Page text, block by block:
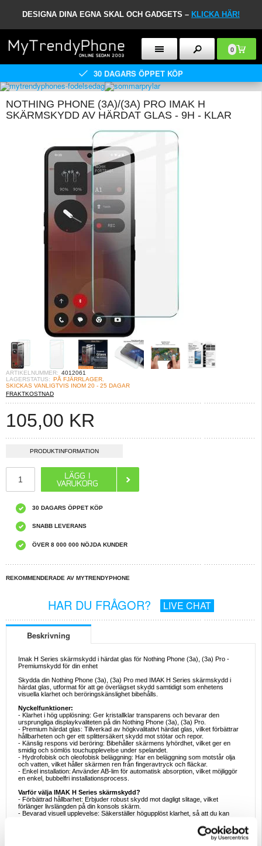
DESIGNA DINA EGNA SKAL OCH GADGETS – KLICKA HÄR!
0
30 DAGARS ÖPPET KÖP
NOTHING PHONE (3A)/(3A) PRO IMAK H
SKÄRMSKYDD AV HÄRDAT GLAS - 9H - KLAR
ARTIKELNUMMER: 4012061
LAGERSTATUS: PÅ FJÄRRLAGER.
SKICKAS VANLIGTVIS INOM 20 - 25 DAGAR
FRAKTKOSTNAD
105,00 KR
PRODUKTINFORMATION
30 DAGARS ÖPPET KÖP
SNABB LEVERANS
ÖVER 8 000 000 NÖJDA KUNDER
REKOMMENDERADE AV MYTRENDYPHONE
HAR DU FRÅGOR? LIVE CHAT
Beskrivning
Imak H Series skärmskydd i härdat glas för Nothing Phone (3a), (3a) Pro -
Premiumskydd för din enhet
Skydda din Nothing Phone (3a), (3a) Pro med IMAK H Series skärmskydd i
härdat glas, utformat för att ge överlägset skydd samtidigt som enhetens
visuella klarhet och beröringskänslighet bibehålls.
Nyckelfunktioner:
- Klarhet i hög upplösning: Ger kristallklar transparens och bevarar den
ursprungliga displaykvaliteten på din Nothing Phone (3a), (3a) Pro.
- Premium härdat glas: Tillverkad av högkvalitativt härdat glas, vilket förbättrar
hållbarheten och ger ett splittersäkert skydd mot stötar och repor.
- Känslig respons vid beröring: Bibehåller skärmens lyhördhet, vilket ger en
smidig och sömlös touchupplevelse under spelandet.
- Hydrofobisk och oleofobisk beläggning: Har en beläggning som motstår olja
och vatten, vilket håller skärmen ren från fingeravtryck och fläckar.
- Enkel installation: Använder AB-lim för automatisk absorption, vilket möjliggör
en enkel, bubbelfri installationsprocess.
Varför välja IMAK H Series skärmskydd?
- Förbättrad hållbarhet: Erbjuder robust skydd mot dagligt slitage, vilket
förlänger livslängden på din konsols skärm.
- Bevarad visuell upplevelse: Säkerställer högupplöst klarhet, så att du kan
- Smidigt underhåll: Den hydrofoba och oleofoba beläggningen gör det enkelt att
hålla skärmen ren, vilket minskar behovet av att torka av den ofta.
- Användarvänlig applikation: Utformad för enkel installation, vilket minimerar